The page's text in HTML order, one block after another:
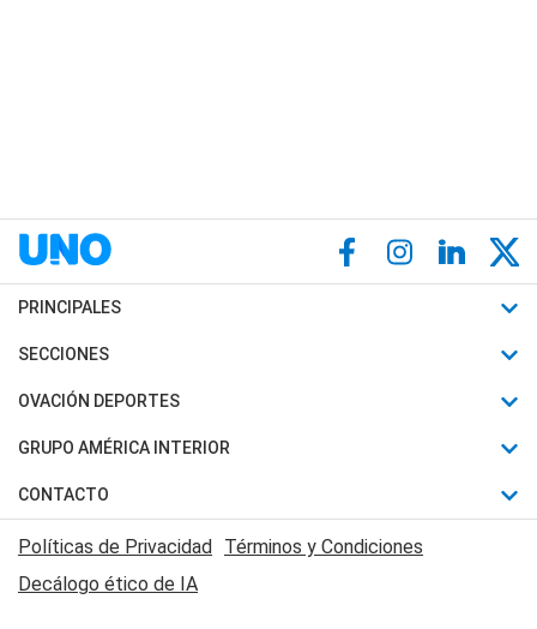
PRINCIPALES
Últimas Noticias
Política
Judiciales
Economia
SECCIONES
Horóscopo
Motores
Trucos caseros
Series y Películas
Edictos y Solicitadas
OVACIÓN DEPORTES
Fútbol
Mundial
Automovilismo
Rugby
GRUPO AMÉRICA INTERIOR
Canal 7 en Vivo
CONTACTO
Acerca de Nosotros
Contactanos
Políticas de Privacidad Términos y Condiciones
Decálogo ético de IA